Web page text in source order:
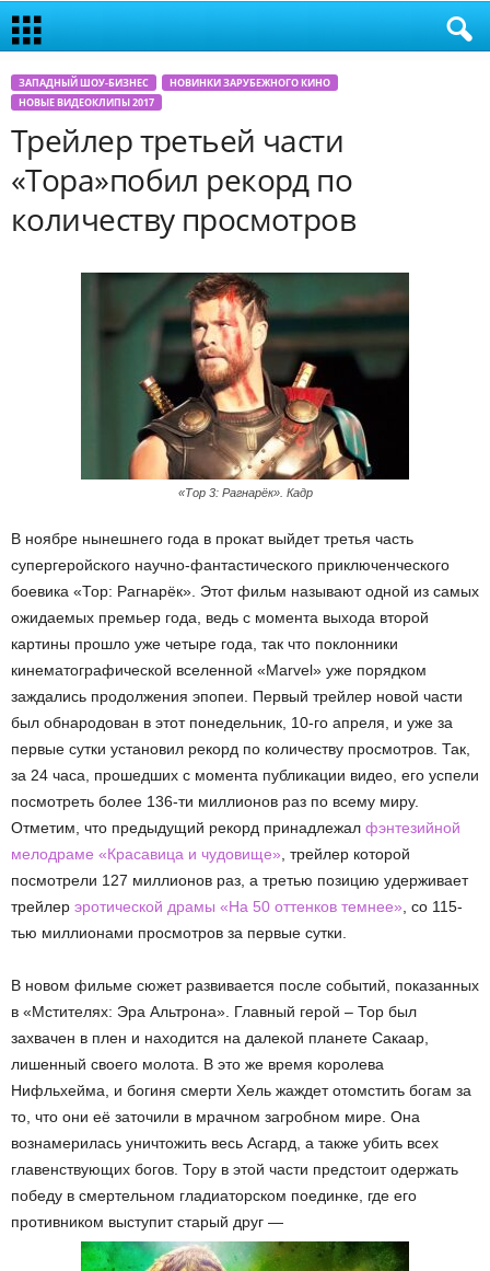
ЗАПАДНЫЙ ШОУ-БИЗНЕС
НОВИНКИ ЗАРУБЕЖНОГО КИНО
НОВЫЕ ВИДЕОКЛИПЫ 2017
Трейлер третьей части
«Тора»побил рекорд по
количеству просмотров
«Тор 3: Рагнарёк». Кадр
В ноябре нынешнего года в прокат выйдет третья часть
супергеройского научно-фантастического приключенческого
боевика «Тор: Рагнарёк». Этот фильм называют одной из самых
ожидаемых премьер года, ведь с момента выхода второй
картины прошло уже четыре года, так что поклонники
кинематографической вселенной «Marvel» уже порядком
заждались продолжения эпопеи. Первый трейлер новой части
был обнародован в этот понедельник, 10-го апреля, и уже за
первые сутки установил рекорд по количеству просмотров. Так,
за 24 часа, прошедших с момента публикации видео, его успели
посмотреть более 136-ти миллионов раз по всему миру.
Отметим, что предыдущий рекорд принадлежал фэнтезийной
мелодраме «Красавица и чудовище» , трейлер которой
посмотрели 127 миллионов раз, а третью позицию удерживает
трейлер эротической драмы «На 50 оттенков темнее» , со 115-
тью миллионами просмотров за первые сутки.
В новом фильме сюжет развивается после событий, показанных
в «Мстителях: Эра Альтрона». Главный герой – Тор был
захвачен в плен и находится на далекой планете Сакаар,
лишенный своего молота. В это же время королева
Нифльхейма, и богиня смерти Хель жаждет отомстить богам за
то, что они её заточили в мрачном загробном мире. Она
вознамерилась уничтожить весь Асгард, а также убить всех
главенствующих богов. Тору в этой части предстоит одержать
победу в смертельном гладиаторском поединке, где его
противником выступит старый друг —